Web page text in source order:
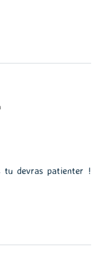
tu devras patienter !